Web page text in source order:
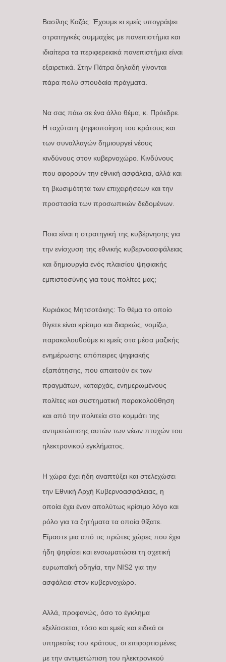
Βασίλης Καζάς: Έχουμε κι εμείς υπογράψει
στρατηγικές συμμαχίες με πανεπιστήμια και
ιδιαίτερα τα περιφερειακά πανεπιστήμια είναι
εξαιρετικά. Στην Πάτρα δηλαδή γίνονται
πάρα πολύ σπουδαία πράγματα.
Να σας πάω σε ένα άλλο θέμα, κ. Πρόεδρε.
Η ταχύτατη ψηφιοποίηση του κράτους και
των συναλλαγών δημιουργεί νέους
κινδύνους στον κυβερνοχώρο. Κινδύνους
που αφορούν την εθνική ασφάλεια, αλλά και
τη βιωσιμότητα των επιχειρήσεων και την
προστασία των προσωπικών δεδομένων.
Ποια είναι η στρατηγική της κυβέρνησης για
την ενίσχυση της εθνικής κυβερνοασφάλειας
και δημιουργία ενός πλαισίου ψηφιακής
εμπιστοσύνης για τους πολίτες μας;
Κυριάκος Μητσοτάκης: Το θέμα το οποίο
θίγετε είναι κρίσιμο και διαρκώς, νομίζω,
παρακολουθούμε κι εμείς στα μέσα μαζικής
ενημέρωσης απόπειρες ψηφιακής
εξαπάτησης, που απαιτούν εκ των
πραγμάτων, καταρχάς, ενημερωμένους
πολίτες και συστηματική παρακολούθηση
και από την πολιτεία στο κομμάτι της
αντιμετώπισης αυτών των νέων πτυχών του
ηλεκτρονικού εγκλήματος.
Η χώρα έχει ήδη αναπτύξει και στελεχώσει
την Εθνική Αρχή Κυβερνοασφάλειας, η
οποία έχει έναν απολύτως κρίσιμο λόγο και
ρόλο για τα ζητήματα τα οποία θίξατε.
Είμαστε μια από τις πρώτες χώρες που έχει
ήδη ψηφίσει και ενσωματώσει τη σχετική
ευρωπαϊκή οδηγία, την NIS2 για την
ασφάλεια στον κυβερνοχώρο.
Αλλά, προφανώς, όσο το έγκλημα
εξελίσσεται, τόσο και εμείς και ειδικά οι
υπηρεσίες του κράτους, οι επιφορτισμένες
με την αντιμετώπιση του ηλεκτρονικού